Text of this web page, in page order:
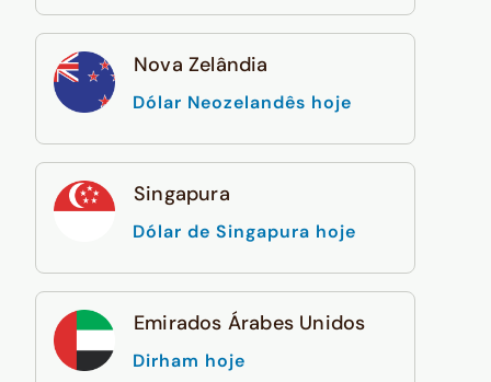
Nova Zelândia
Dólar Neozelandês hoje
Singapura
Dólar de Singapura hoje
Emirados Árabes Unidos
Dirham hoje